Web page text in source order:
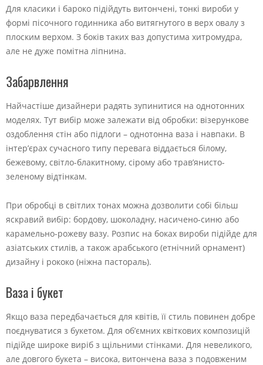
Для класики і бароко підійдуть витончені, тонкі вироби у
формі пісочного годинника або витягнутого в верх овалу з
плоским верхом. З боків таких ваз допустима хитромудра,
але не дуже помітна ліпнина.
Забарвлення
Найчастіше дизайнери радять зупинитися на однотонних
моделях. Тут вибір може залежати від обробки: візерункове
оздоблення стін або підлоги – однотонна ваза і навпаки. В
інтер’єрах сучасного типу перевага віддається білому,
бежевому, світло-блакитному, сірому або трав’янисто-
зеленому відтінкам.
При обробці в світлих тонах можна дозволити собі більш
яскравий вибір: бордову, шоколадну, насичено-синю або
карамельно-рожеву вазу. Розпис на боках вироби підійде для
азіатських стилів, а також арабського (етнічний орнамент)
дизайну і рококо (ніжна пастораль).
Ваза і букет
Якщо ваза передбачається для квітів, її стиль повинен добре
поєднуватися з букетом. Для об’ємних квіткових композицій
підійде широке виріб з щільними стінками. Для невеликого,
але довгого букета – висока, витончена ваза з подовженим